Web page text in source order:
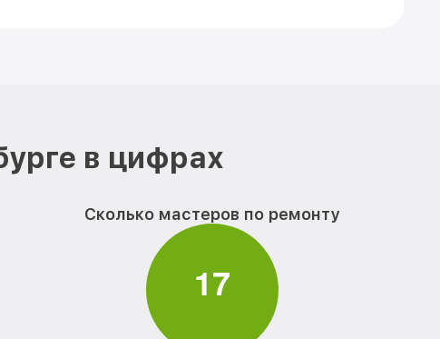
в цифрах
Сколько мастеров по ремонту
17